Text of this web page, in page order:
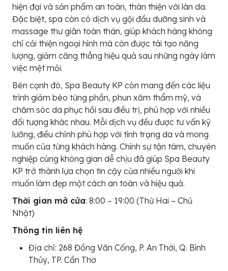
hiện đại và sản phẩm an toàn, thân thiện với làn da.
Đặc biệt, spa còn có dịch vụ gội đầu dưỡng sinh và
massage thư giãn toàn thân, giúp khách hàng không
chỉ cải thiện ngoại hình mà còn được tái tạo năng
lượng, giảm căng thẳng hiệu quả sau những ngày làm
việc mệt mỏi.
Bên cạnh đó, Spa Beauty KP còn mang đến các liệu
trình giảm béo từng phần, phun xăm thẩm mỹ, và
chăm sóc da phục hồi sau điều trị, phù hợp với nhiều
đối tượng khác nhau. Mỗi dịch vụ đều được tư vấn kỹ
lưỡng, điều chỉnh phù hợp với tình trạng da và mong
muốn của từng khách hàng. Chính sự tận tâm, chuyên
nghiệp cùng không gian dễ chịu đã giúp Spa Beauty
KP trở thành lựa chọn tin cậy của nhiều người khi
muốn làm đẹp một cách an toàn và hiệu quả.
Thời gian mở cửa: 8:00 – 19:00 (Thứ Hai – Chủ
Nhật)
Thông tin liên hệ
Địa chỉ: 268 Đồng Văn Cống, P. An Thới, Q. Bình
Thủy, TP. Cần Thơ